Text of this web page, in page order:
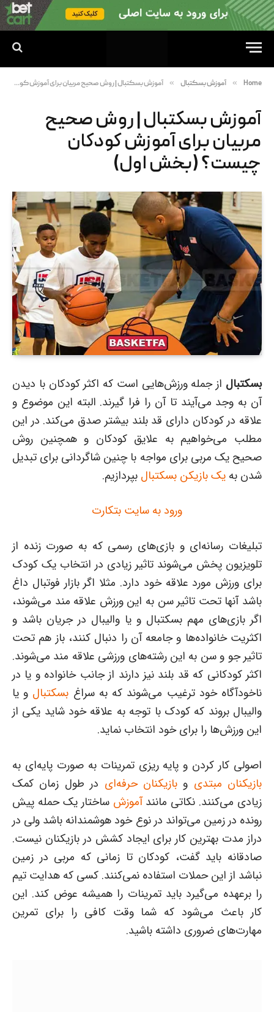
Home
» آموزش بسکتبال » آموزش بسکتبال | روش صحیح مربیان برای آموزش کودکان چیست؟ (بخش اول)
آموزش بسکتبال | روش صحیح
مربیان برای آموزش کودکان
چیست؟ (بخش اول)
بسکتبال از جمله ورزش‌هایی است که اکثر کودکان با دیدن
آن به وجد می‌آیند تا آن را فرا گیرند. البته این موضوع و
علاقه در کودکان دارای قد بلند بیشتر صدق می‌کند. در این
مطلب می‌خواهیم به علایق کودکان و همچنین روش
صحیح یک مربی برای مواجه با چنین شاگردانی برای تبدیل
شدن به یک بازیکن بسکتبال بپردازیم.
ورود به سایت بتکارت
تبلیغات رسانه‌ای و بازی‌های رسمی که به صورت زنده از
تلویزیون پخش می‌شوند تاثیر زیادی در انتخاب یک کودک
برای ورزش مورد علاقه خود دارد. مثلا اگر بازار فوتبال داغ
باشد آنها تحت تاثیر سن به این ورزش علاقه مند می‌شوند،
اگر بازی‌های مهم بسکتبال و یا والیبال در جریان باشد و
اکثریت خانواده‌ها و جامعه آن را دنبال کنند، باز هم تحت
تاثیر جو و سن به این رشته‌های ورزشی علاقه مند می‌شوند.
اکثر کودکانی که قد بلند نیز دارند از جانب خانواده و یا در
ناخودآگاه خود ترغیب می‌شوند که به سراغ بسکتبال و یا
والیبال بروند که کودک با توجه به علاقه خود شاید یکی از
این ورزش‌ها را برای خود انتخاب نماید.
اصولی کار کردن و پایه ریزی تمرینات به صورت پایه‌ای به
بازیکنان مبتدی وبازیکنان حرفه‌ای در طول زمان کمک
زیادی می‌کنند. نکاتی مانندآموزش ساختار یک حمله پیش
رونده در زمین می‌تواند در نوع خود هوشمندانه باشد ولی در
دراز مدت بهترین کار برای ایجاد کشش در بازیکنان نیست.
صادقانه باید گفت، کودکان تا زمانی که مربی در زمین
نباشد از این حملات استفاده نمی‌کنند. کسی که هدایت تیم
را برعهده می‌گیرد باید تمرینات را همیشه عوض کند. این
کار باعث می‌شود که شما وقت کافی را برای تمرین
مهارت‌های ضروری داشته باشید.